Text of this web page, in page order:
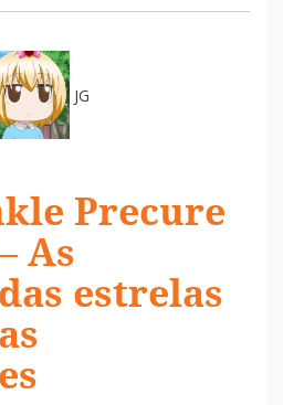
JG
Precure
As
estrelas